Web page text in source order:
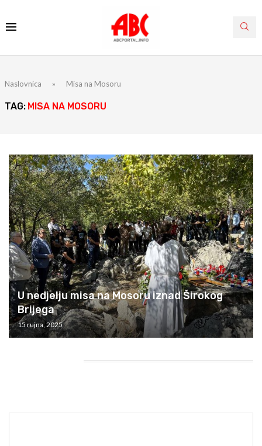
Naslovnica » Misa na Mosoru
TAG: MISA NA MOSORU
U nedjelju misa na Mosoru iznad Širokog
Brijega
15 rujna, 2025